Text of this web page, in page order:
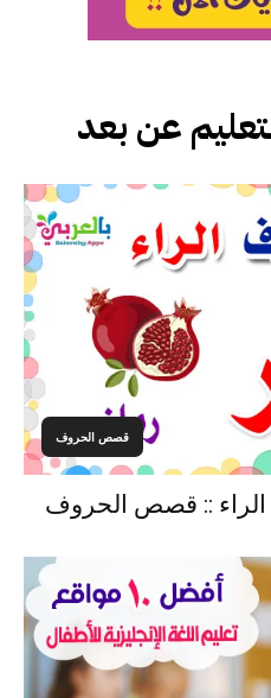
عن بعد
قصص الحروف
:: قصص الحروف